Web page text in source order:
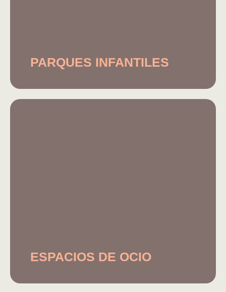
PARQUES INFANTILES
ESPACIOS DE OCIO